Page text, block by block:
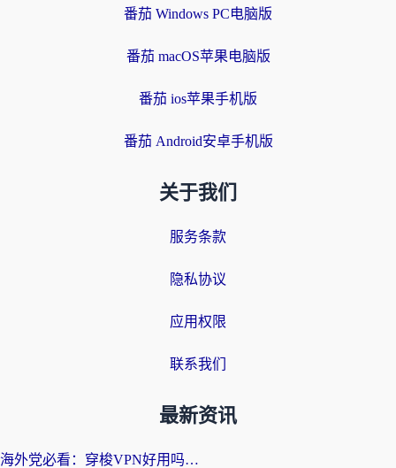
番茄 Windows PC电脑版
番茄 macOS苹果电脑版
番茄 ios苹果手机版
番茄 Android安卓手机版
关于我们
服务条款
隐私协议
应用权限
联系我们
最新资讯
海外党必看：穿梭VPN好用吗？和云帆VPN对比哪个回国效果更好？附真实测评+避坑指南